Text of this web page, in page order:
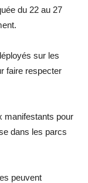
du 22 au 27
sur les
faire respecter
manifestants pour
dans les parcs
peuvent